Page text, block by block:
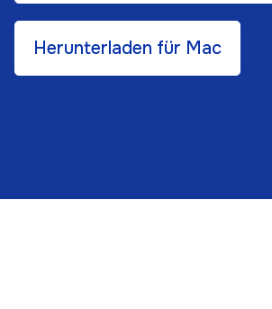
Herunterladen für Mac